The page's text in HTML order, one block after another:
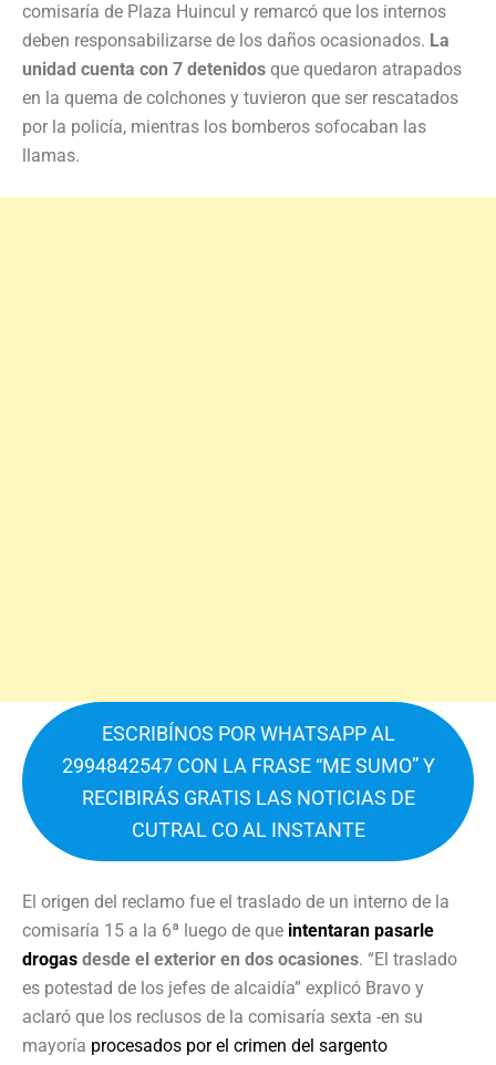
comisaría de Plaza Huincul y remarcó que los internos
deben responsabilizarse de los daños ocasionados. La
unidad cuenta con 7 detenidos que quedaron atrapados
en la quema de colchones y tuvieron que ser rescatados
por la policía, mientras los bomberos sofocaban las
llamas.
ESCRIBÍNOS POR WHATSAPP AL
2994842547 CON LA FRASE “ME SUMO” Y
RECIBIRÁS GRATIS LAS NOTICIAS DE
CUTRAL CO AL INSTANTE
El origen del reclamo fue el traslado de un interno de la
comisaría 15 a la 6ª luego de que intentaran pasarle
drogas desde el exterior en dos ocasiones. “El traslado
es potestad de los jefes de alcaidía” explicó Bravo y
aclaró que los reclusos de la comisaría sexta -en su
mayoría procesados por el crimen del sargento